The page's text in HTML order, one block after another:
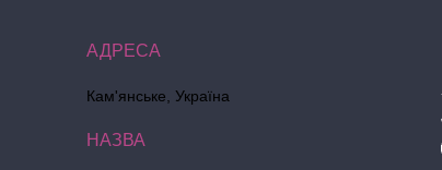
Кам'янське, Україна